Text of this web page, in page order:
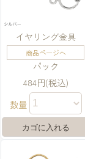
イヤリング金具
商品ページへ
パック
484円(税込)
数量